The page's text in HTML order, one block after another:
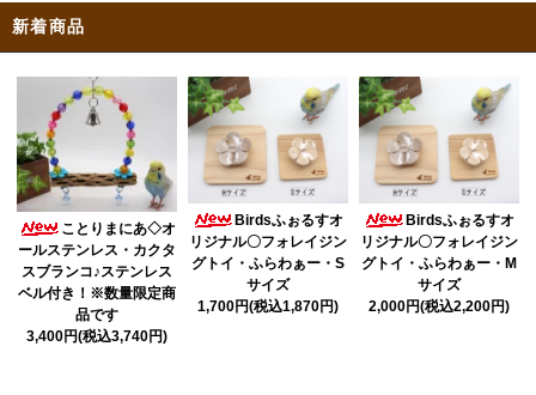
新着商品
ことりまにあ◇オ
ールステンレス・カクタ
スブランコ♪ステンレス
ベル付き！※数量限定商
品です
3,400円(税込3,740円)
Birdsふぉるすオ
リジナル〇フォレイジン
グトイ・ふらわぁー・S
サイズ
1,700円(税込1,870円)
Birdsふぉるすオ
リジナル〇フォレイジン
グトイ・ふらわぁー・M
サイズ
2,000円(税込2,200円)